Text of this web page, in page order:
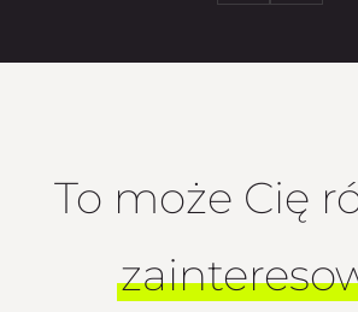
To może Cię